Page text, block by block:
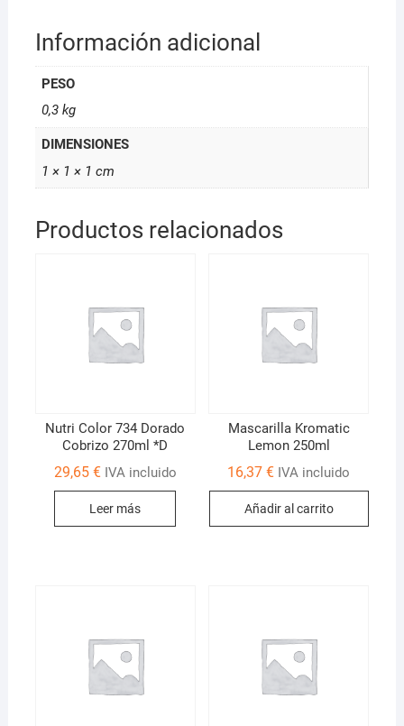
Información adicional
PESO
0,3 kg
DIMENSIONES
1 × 1 × 1 cm
Productos relacionados
Nutri Color 734 Dorado
Cobrizo 270ml *D
29,65 € IVA incluido
Leer más
Mascarilla Kromatic
Lemon 250ml
16,37€ IVA incluido
Añadir al carrito